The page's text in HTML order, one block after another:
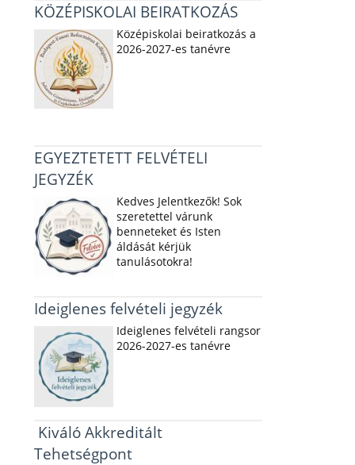
KÖZÉPISKOLAI BEIRATKOZÁS
Középiskolai beiratkozás a
2026-2027-es tanévre
EGYEZTETETT FELVÉTELI
JEGYZÉK
Kedves Jelentkezők! Sok
szeretettel várunk
benneteket és Isten
áldását kérjük
tanulásotokra!
Ideiglenes felvételi jegyzék
Ideiglenes felvételi rangsor
2026-2027-es tanévre
Kiváló Akkreditált
Tehetségpont